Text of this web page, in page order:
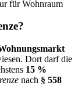
für Wohnraum
Dort darf die
15 %
nach § 558